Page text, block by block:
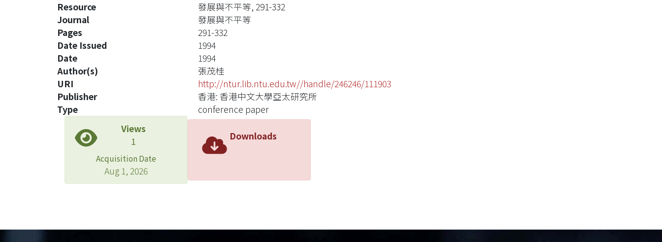
Resource
發展與不平等, 291-332
Journal
發展與不平等
Pages
291-332
Date Issued
1994
Date
1994
Author(s)
張茂桂
URI
http://ntur.lib.ntu.edu.tw//handle/246246/111903
Publisher
香港: 香港中文大學亞太研究所
Type
conference paper
Views
1
Acquisition Date
Aug 1, 2026
Downloads